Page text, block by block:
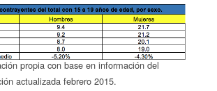
propia con base en información del
actualizada febrero 2015.